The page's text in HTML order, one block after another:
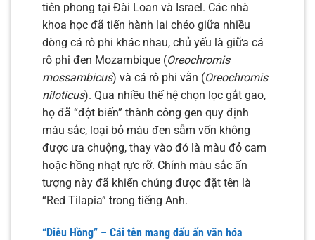
tiên phong tại Đài Loan và Israel. Các nhà
khoa học đã tiến hành lai chéo giữa nhiều
dòng cá rô phi khác nhau, chủ yếu là giữa cá
rô phi đen Mozambique (Oreochromis
mossambicus) và cá rô phi vằn (Oreochromis
niloticus). Qua nhiều thế hệ chọn lọc gắt gao,
họ đã “đột biến” thành công gen quy định
màu sắc, loại bỏ màu đen sẫm vốn không
được ưa chuộng, thay vào đó là màu đỏ cam
hoặc hồng nhạt rực rỡ. Chính màu sắc ấn
tượng này đã khiến chúng được đặt tên là
“Red Tilapia” trong tiếng Anh.
“Diêu Hồng” – Cái tên mang dấu ấn văn hóa